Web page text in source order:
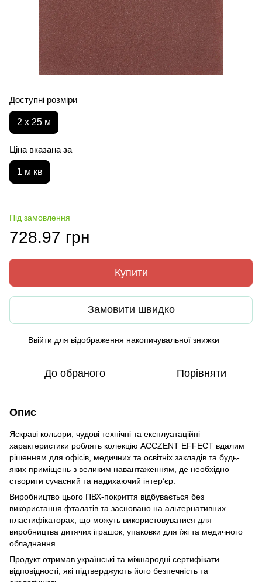
Доступні розміри
2 х 25 м
Ціна вказана за
1 м кв
Під замовлення
728.97 грн
Купити
Замовити швидко
Ввійти для відображення накопичувальної знижки
До обраного Порівняти
Опис
Яскраві кольори, чудові технічні та експлуатаційні
характеристики роблять колекцію ACCZENT EFFECT вдалим
рішенням для офісів, медичних та освітніх закладів та будь-
яких приміщень з великим навантаженням, де необхідно
створити сучасний та надихаючий інтер’єр.
Виробництво цього ПВХ-покриття відбувається без
використання фталатів та засновано на альтернативних
пластифікаторах, що можуть використовуватися для
виробництва дитячих іграшок, упаковки для їжі та медичного
обладнання.
Продукт отримав українські та міжнародні сертифікати
відповідності, які підтверджують його безпечність та